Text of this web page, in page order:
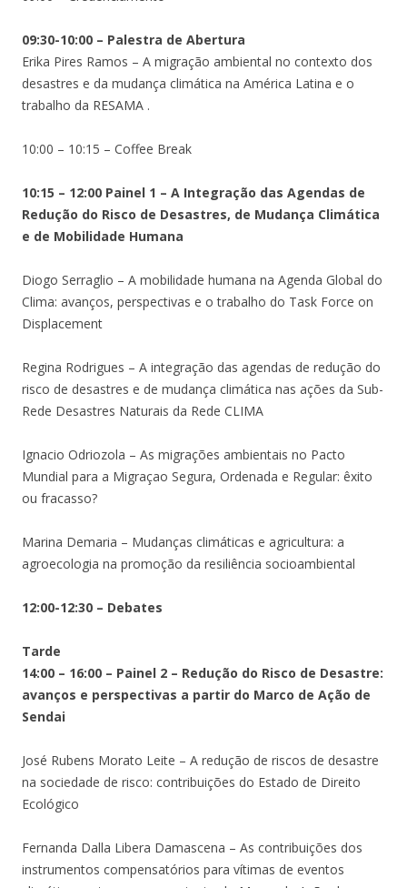
09:30-10:00 – Palestra de Abertura
Erika Pires Ramos – A migração ambiental no contexto dos
desastres e da mudança climática na América Latina e o
trabalho da RESAMA .
10:00 – 10:15 – Coffee Break
10:15 – 12:00 Painel 1 – A Integração das Agendas de
Redução do Risco de Desastres, de Mudança Climática
e de Mobilidade Humana
Diogo Serraglio – A mobilidade humana na Agenda Global do
Clima: avanços, perspectivas e o trabalho do Task Force on
Displacement
Regina Rodrigues – A integração das agendas de redução do
risco de desastres e de mudança climática nas ações da Sub-
Rede Desastres Naturais da Rede CLIMA
Ignacio Odriozola – As migrações ambientais no Pacto
Mundial para a Migraçao Segura, Ordenada e Regular: êxito
ou fracasso?
Marina Demaria – Mudanças climáticas e agricultura: a
agroecologia na promoção da resiliência socioambiental
12:00-12:30 – Debates
Tarde
14:00 – 16:00 – Painel 2 – Redução do Risco de Desastre:
avanços e perspectivas a partir do Marco de Ação de
Sendai
José Rubens Morato Leite – A redução de riscos de desastre
na sociedade de risco: contribuições do Estado de Direito
Ecológico
Fernanda Dalla Libera Damascena – As contribuições dos
instrumentos compensatórios para vítimas de eventos